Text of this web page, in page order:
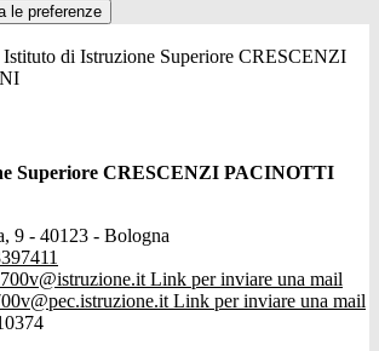
le preferenze
Istituto di Istruzione Superiore CRESCENZI
Superiore CRESCENZI PACINOTTI
9 - 40123 - Bologna
Link per inviare una mail
Link per inviare una mail